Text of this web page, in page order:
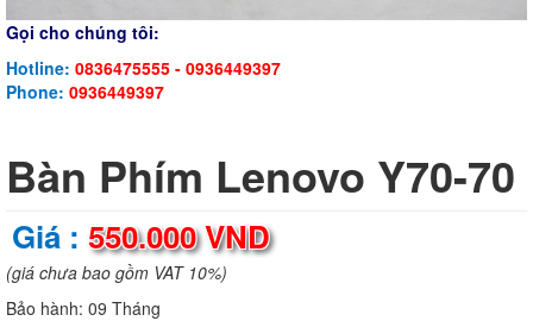
Gọi cho chúng tôi:
Hotline: 0836475555 - 0936449397
Phone: 0936449397
Bàn Phím Lenovo Y70-70
Giá : 550.000 VND
(giá chưa bao gồm VAT 10%)
Bảo hành: 09 Tháng